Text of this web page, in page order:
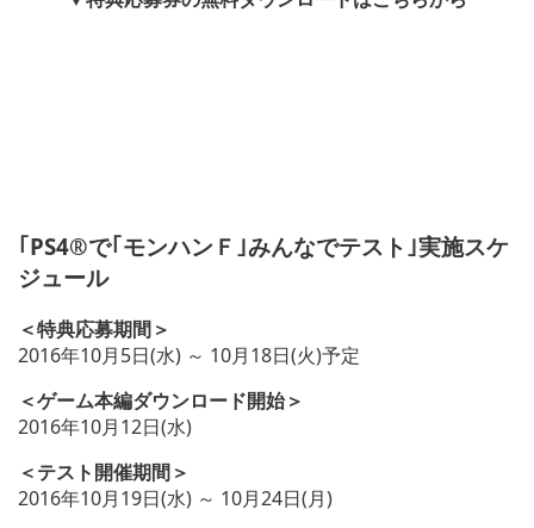
｢PS4®で｢モンハンＦ｣みんなでテスト｣実施スケ
ジュール
＜特典応募期間＞
2016年10月5日(水) ～ 10月18日(火)予定
＜ゲーム本編ダウンロード開始＞
2016年10月12日(水)
＜テスト開催期間＞
2016年10月19日(水) ～ 10月24日(月)